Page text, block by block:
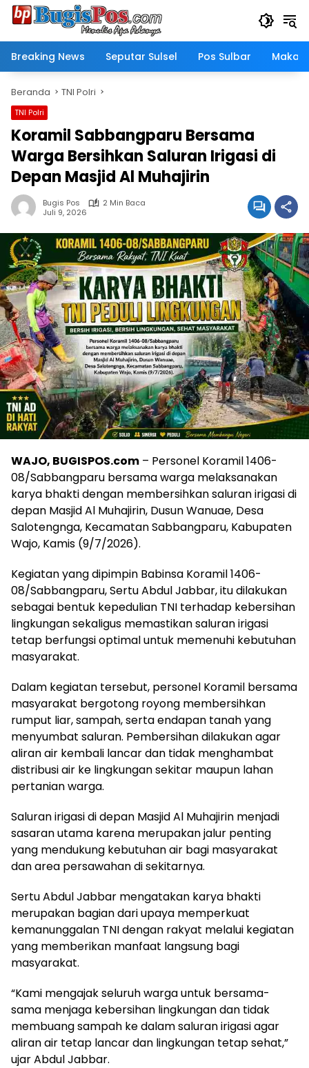
Langsung
Breaking News
Seputar Sulsel Pos Sulbar
Beranda TNI Polri
TNI Polri
Koramil Sabbangparu Bersama
Warga Bersihkan Saluran Irigasi di
Depan Masjid Al Muhajirin
Bugis Pos
2 Min Baca
Juli 9, 2026
WAJO, BUGISPOS.com – Personel Koramil 1406-
08/Sabbangparu bersama warga melaksanakan
karya bhakti dengan membersihkan saluran irigasi di
depan Masjid Al Muhajirin, Dusun Wanuae, Desa
Salotengnga, Kecamatan Sabbangparu, Kabupaten
Wajo, Kamis (9/7/2026).
Kegiatan yang dipimpin Babinsa Koramil 1406-
08/Sabbangparu, Sertu Abdul Jabbar, itu dilakukan
sebagai bentuk kepedulian TNI terhadap kebersihan
lingkungan sekaligus memastikan saluran irigasi
tetap berfungsi optimal untuk memenuhi kebutuhan
masyarakat.
Dalam kegiatan tersebut, personel Koramil bersama
masyarakat bergotong royong membersihkan
rumput liar, sampah, serta endapan tanah yang
menyumbat saluran. Pembersihan dilakukan agar
aliran air kembali lancar dan tidak menghambat
distribusi air ke lingkungan sekitar maupun lahan
pertanian warga.
Saluran irigasi di depan Masjid Al Muhajirin menjadi
sasaran utama karena merupakan jalur penting
yang mendukung kebutuhan air bagi masyarakat
dan area persawahan di sekitarnya.
Sertu Abdul Jabbar mengatakan karya bhakti
merupakan bagian dari upaya memperkuat
kemanunggalan TNI dengan rakyat melalui kegiatan
yang memberikan manfaat langsung bagi
masyarakat.
“Kami mengajak seluruh warga untuk bersama-
sama menjaga kebersihan lingkungan dan tidak
membuang sampah ke dalam saluran irigasi agar
aliran air tetap lancar dan lingkungan tetap sehat,”
ujar Abdul Jabbar.